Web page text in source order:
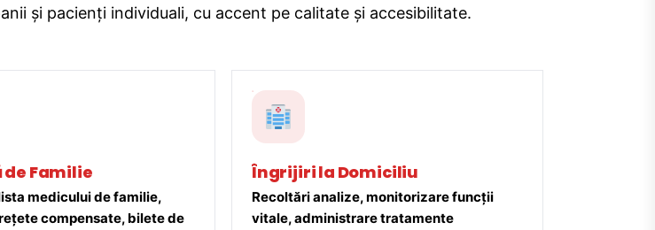
și pacienți individuali, cu accent pe calitate și accesibilitate.
Familie
medicului de familie,
compensate, bilete de
Îngrijiri la Domiciliu
Recoltări analize, monitorizare funcții
vitale, administrare tratamente